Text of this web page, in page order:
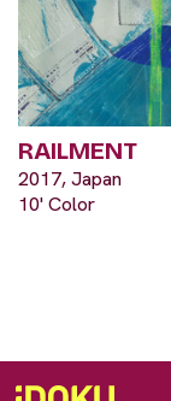
RAILMENT
2017, Japan
10' Color